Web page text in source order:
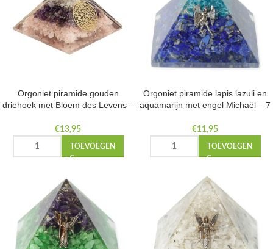
Orgoniet piramide gouden
driehoek met Bloem des Levens –
€13,95
TOEVOEGEN
Orgoniet piramide lapis lazuli en
aquamarijn met engel Michaël – 7
€11,95
TOEVOEGEN